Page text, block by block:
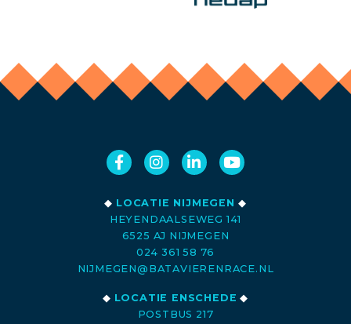
◆ LOCATIE NIJMEGEN ◆
HEYENDAALSEWEG 141
6525 AJ NIJMEGEN
024 361 58 76
NIJMEGEN@BATAVIERENRACE.NL
◆ LOCATIE ENSCHEDE ◆
POSTBUS 217